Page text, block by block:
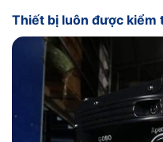
Thiết bị luôn được kiểm